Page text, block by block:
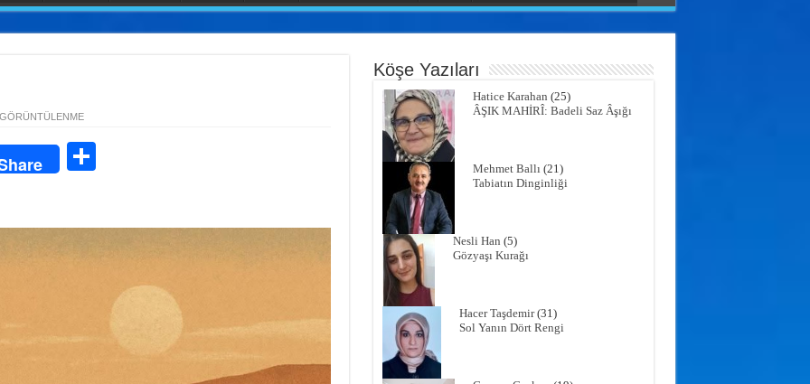
Köşe Yazıları
Hatice Karahan (25)
ÂŞIK MAHİRÎ: Badeli Saz Âşığı
Mehmet Ballı(21)
Tabiatın Dinginliği
Nesli Han (5)
Gözyaşı Kurağı
Hacer Taşdemir(31)
Sol Yanın Dört Rengi